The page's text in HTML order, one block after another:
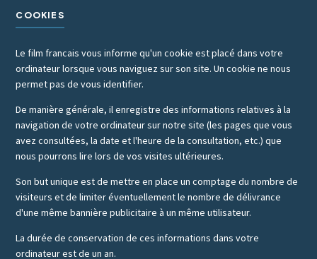
COOKIES
Le film francais vous informe qu'un cookie est placé dans votre
ordinateur lorsque vous naviguez sur son site. Un cookie ne nous
permet pas de vous identifier.
De manière générale, il enregistre des informations relatives à la
navigation de votre ordinateur sur notre site (les pages que vous
avez consultées, la date et l'heure de la consultation, etc.) que
nous pourrons lire lors de vos visites ultérieures.
Son but unique est de mettre en place un comptage du nombre de
visiteurs et de limiter éventuellement le nombre de délivrance
d'une même bannière publicitaire à un même utilisateur.
La durée de conservation de ces informations dans votre
ordinateur est de un an.